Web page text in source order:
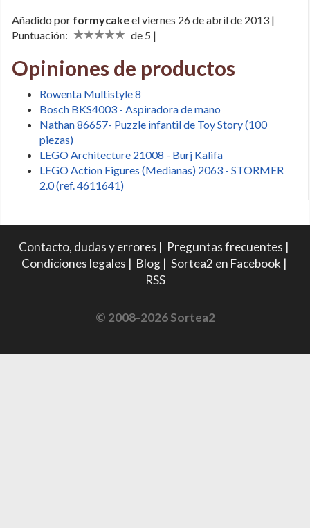
Añadido por formycakeel viernes 26 de abril de 2013 |
Puntuación:
de 5 |
Opiniones de productos
Rowenta Multistyle 8
Bosch BKS4003 - Aspiradora de mano
Nathan 86657- Puzzle infantil de Toy Story (100
piezas)
LEGO Architecture 21008 - Burj Kalifa
LEGO Action Figures (Medianas) 2063 - STORMER
2.0 (ref. 4611641)
Contacto, dudas y errores | Preguntas frecuentes |
Condiciones legales | Blog| Sortea2 en Facebook |
RSS
© 2008-2026 Sortea2